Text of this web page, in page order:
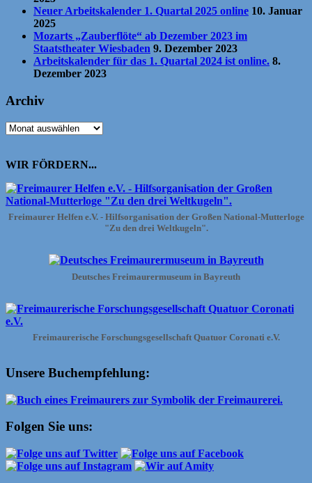
Neuer Arbeitskalender 1. Quartal 2025 online 10. Januar
2025
Mozarts „Zauberflöte“ ab Dezember 2023 im
Staatstheater Wiesbaden 9. Dezember 2023
Arbeitskalender für das 1. Quartal 2024 ist online. 8.
Dezember 2023
Archiv
Archiv
WIR FÖRDERN...
Freimaurer Helfen e.V. - Hilfsorganisation der Großen National-Mutterloge
"Zu den drei Weltkugeln".
Deutsches Freimaurermuseum in Bayreuth
Freimaurerische Forschungsgesellschaft Quatuor Coronati e.V.
Unsere Buchempfehlung:
Folgen Sie uns: